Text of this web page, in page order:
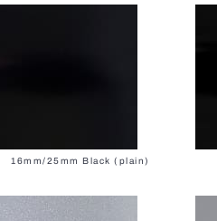
16mm/25mm Black (plain)